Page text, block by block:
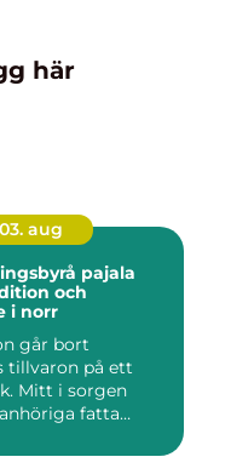
här
03. aug
pajala
och
i norr
går bort
tillvaron på ett
Mitt i sorgen
fatta